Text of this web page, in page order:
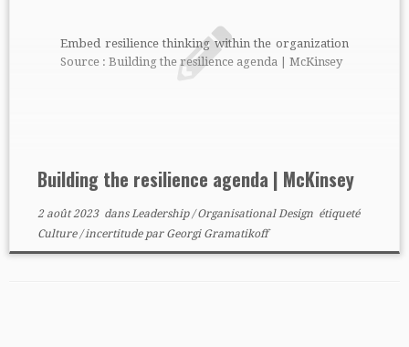
Embed resilience thinking within the organization
Source : Building the resilience agenda | McKinsey
Building the resilience agenda | McKinsey
2 août 2023dansLeadership/Organisational Design étiqueté
Culture/incertitude par Georgi Gramatikoff